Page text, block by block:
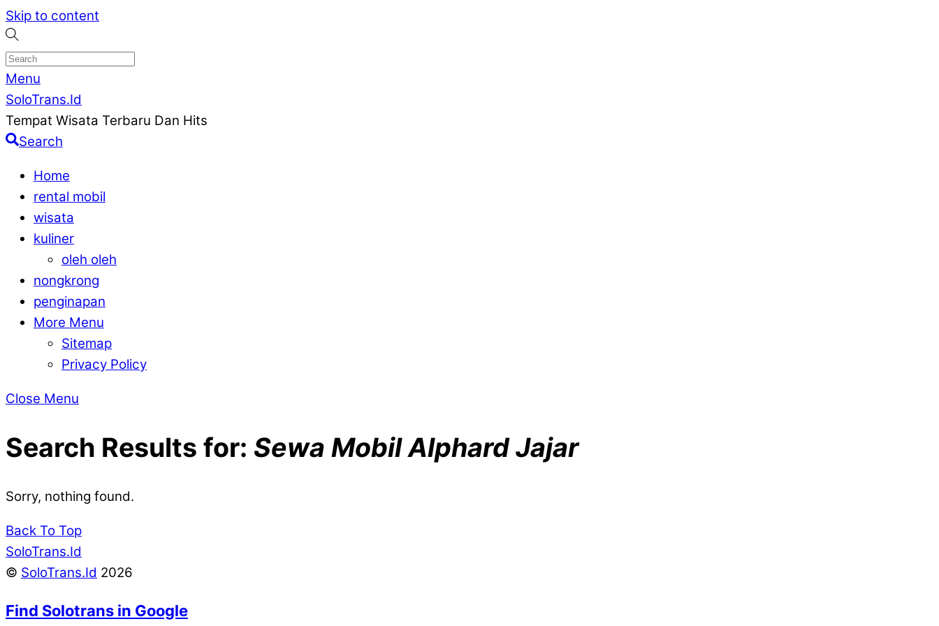
Skip to content
Menu
SoloTrans.Id
Tempat Wisata Terbaru Dan Hits
Search
Home
rental mobil
wisata
kuliner
oleh oleh
nongkrong
penginapan
More Menu
Sitemap
Privacy Policy
Close Menu
Search Results for: Sewa Mobil Alphard Jajar
Sorry, nothing found.
Back To Top
SoloTrans.Id
© SoloTrans.Id 2026
Find Solotrans in Google